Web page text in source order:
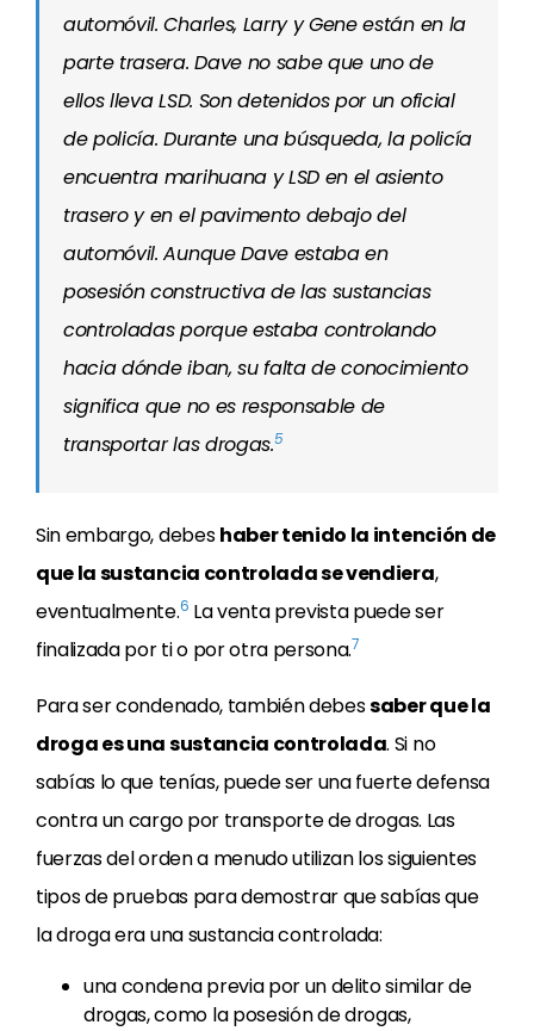
automóvil. Charles, Larry y Gene están en la
parte trasera. Dave no sabe que uno de
ellos lleva LSD. Son detenidos por un oficial
de policía. Durante una búsqueda, la policía
encuentra marihuana y LSD en el asiento
trasero y en el pavimento debajo del
automóvil. Aunque Dave estaba en
posesión constructiva de las sustancias
controladas porque estaba controlando
hacia dónde iban, su falta de conocimiento
significa que no es responsable de
transportar las drogas.5
Sin embargo, debeshaber tenido la intención de
que la sustancia controlada se vendiera,
eventualmente.6 La venta prevista puede ser
finalizada por ti o por otra persona.7
Para ser condenado, también debessaber que la
droga es una sustancia controlada. Si no
sabías lo que tenías, puede ser una fuerte defensa
contra un cargo por transporte de drogas. Las
fuerzas del orden a menudo utilizan los siguientes
tipos de pruebas para demostrar que sabías que
la droga era una sustancia controlada:
una condena previa por un delito similar de
drogas, como la posesión de drogas,